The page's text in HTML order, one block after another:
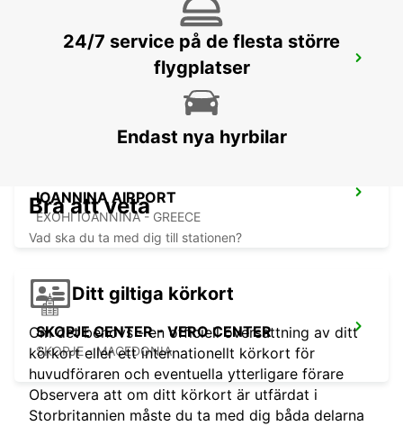
OHRID ST PAUL THE APOSTLE AIRPORT
IOANNINA AIRPORT
EXOHI IOANNINA - GREECE
SKOPJE CENTER - VERO CENTER
SKOPJE - MACEDONIA
24/7 service på de flesta större
flygplatser
Endast nya hyrbilar
Bra att veta
Vad ska du ta med dig till stationen?
Ditt giltiga körkort
Om det behövs - en officiell översättning av ditt
körkort eller ett internationellt körkort för
huvudföraren och eventuella ytterligare förare
Observera att om ditt körkort är utfärdat i
Storbritannien måste du ta med dig båda delarna